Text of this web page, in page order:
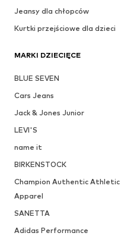
Jeansy dla chłopców
Kurtki przejściowe dla dzieci
MARKI DZIECIĘCE
BLUE SEVEN
Cars Jeans
Jack & Jones Junior
LEVI'S
name it
BIRKENSTOCK
Champion Authentic Athletic
Apparel
SANETTA
Adidas Performance